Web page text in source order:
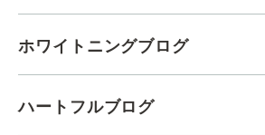
ホワイトニングブログ
ハートフルブログ